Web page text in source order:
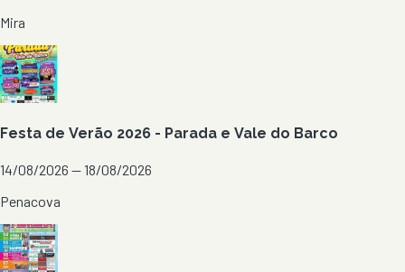
Mira
Festa de Verão 2026 - Parada e Vale do Barco
14/08/2026 — 18/08/2026
Penacova